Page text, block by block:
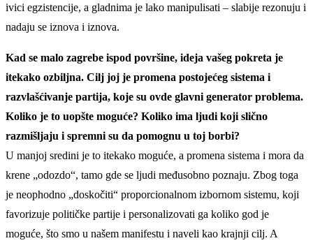
ivici egzistencije, a gladnima je lako manipulisati – slabije rezonuju i
nadaju se iznova i iznova.
Kad se malo zagrebe ispod površine, ideja vašeg pokreta je
itekako ozbiljna. Cilj joj je promena postojećeg sistema i
razvlašćivanje partija, koje su ovde glavni generator problema.
Koliko je to uopšte moguće? Koliko ima ljudi koji slično
razmišljaju i spremni su da pomognu u toj borbi?
U manjoj sredini je to itekako moguće, a promena sistema i mora da
krene „odozdo“, tamo gde se ljudi međusobno poznaju. Zbog toga
je neophodno „doskočiti“ proporcionalnom izbornom sistemu, koji
favorizuje političke partije i personalizovati ga koliko god je
moguće, što smo u našem manifestu i naveli kao krajnji cilj. A